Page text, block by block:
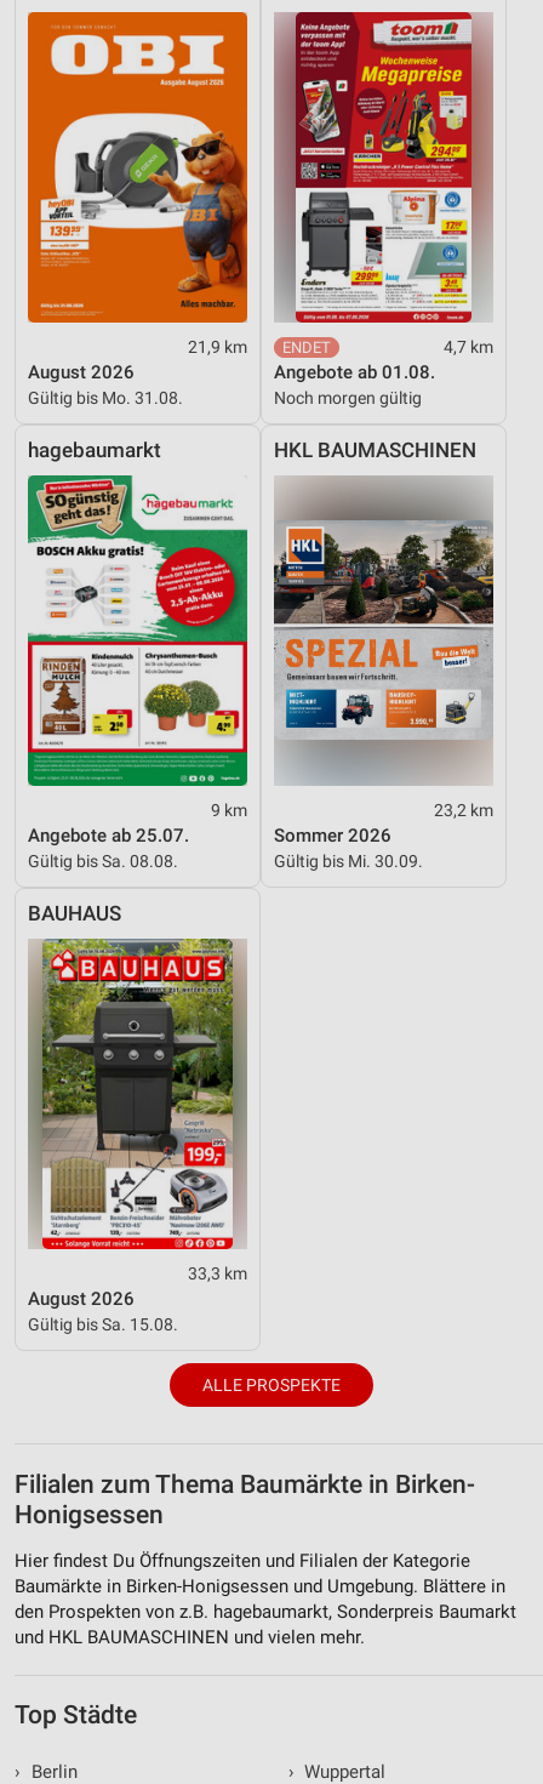
21,9 km
August 2026
Gültig bis Mo. 31.08.
4,7 km
Angebote ab 01.08.
Noch morgen gültig
hagebaumarkt
9 km
Angebote ab 25.07.
Gültig bis Sa. 08.08.
HKL BAUMASCHINEN
23,2 km
Sommer 2026
Gültig bis Mi. 30.09.
BAUHAUS
33,3 km
August 2026
Gültig bis Sa. 15.08.
ALLE PROSPEKTE
Filialen zum Thema Baumärkte in Birken-
Honigsessen
Hier findest Du Öffnungszeiten und Filialen der Kategorie
Baumärkte in Birken-Honigsessen und Umgebung. Blättere in
den Prospekten von z.B. hagebaumarkt, Sonderpreis Baumarkt
und HKL BAUMASCHINEN und vielen mehr.
Top Städte
›
Berlin
› Wuppertal
Funktional